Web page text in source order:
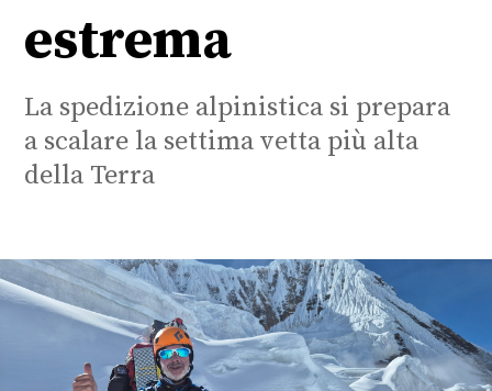
estrema
La spedizione alpinistica si prepara
a scalare la settima vetta più alta
della Terra